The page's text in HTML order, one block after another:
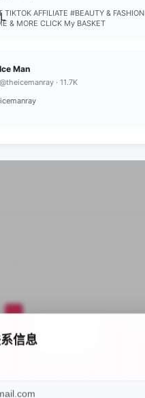
TIKTOK AFFILIATE #BEAUTY & FASHION
& MORE CLICK My BASKET
Ice Man
@theicemanray · 11.7K
信息